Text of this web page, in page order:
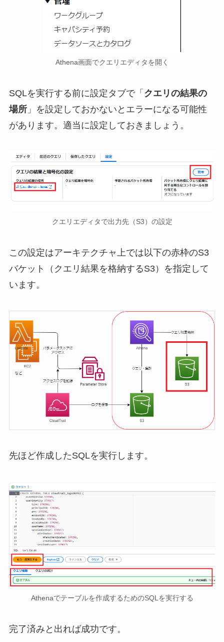
Athena画面でクエリエディタを開く
SQLを実行する前に設定タブで「 クエリの結果の
場所」を設定しておかないとエラーになる可能性
があります。適当に設定しておきましょう。
クエリエディタで出力先（S3）の設定
この設定はアーキテクチャ上では以下の赤枠のS3
バケット（クエリ結果を格納するS3）を指定して
います。
先ほど作成したSQLを実行します。
Athenaでテーブルを作成するためのSQLを実行する
完了済みと出れば成功です。